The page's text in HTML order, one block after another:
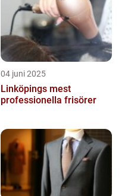
04 juni 2025
Linköpings mest
professionella frisörer